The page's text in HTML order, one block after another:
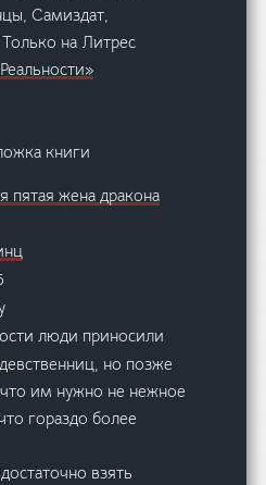
Самиздат,
на Литрес
пятая жена дракона
люди приносили
но позже
им нужно не нежное
гораздо более
взять